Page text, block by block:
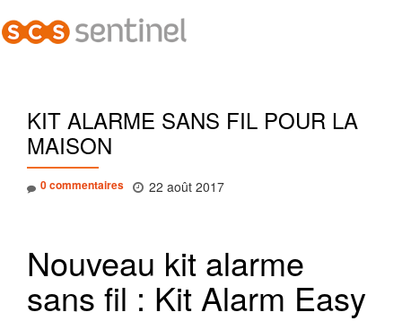
Aller
KIT ALARME SANS FIL POUR LA
MAISON
22 août 2017
0 commentaires
Nouveau kit alarme
sans fil : Kit Alarm Easy